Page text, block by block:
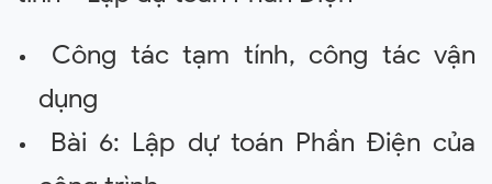
Công tác tạm tính, công tác vận
dụng
Bài 6: Lập dự toán Phần Điện của